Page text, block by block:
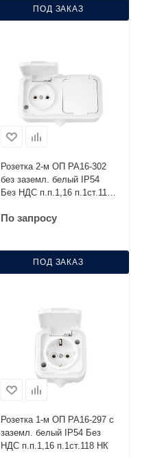
ПОД ЗАКАЗ
Розетка 2-м ОП РА16-302
без заземл. белый IP54
Без НДС п.п.1,16 п.1ст.118
По запросу
ПОД ЗАКАЗ
Розетка 1-м ОП РА16-297 с
заземл. белый IP54 Без
НДС п.п.1,16 п.1ст.118 НК